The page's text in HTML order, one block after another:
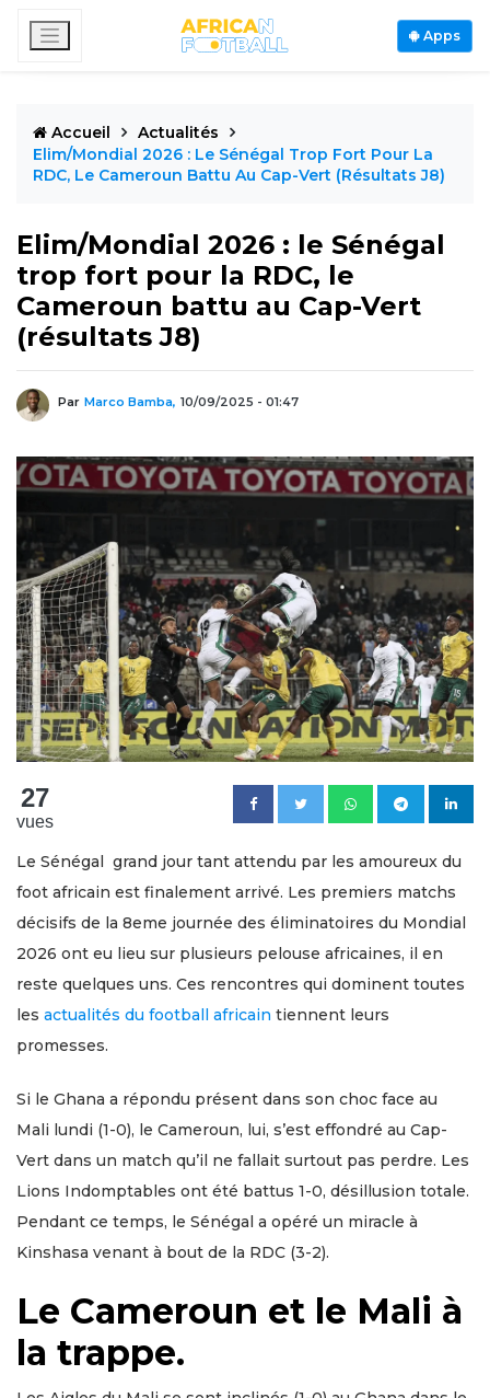
Apps
Accueil
Actualités
Elim/Mondial 2026 : Le Sénégal Trop Fort Pour La
RDC, Le Cameroun Battu Au Cap-Vert (résultats J8)
Elim/Mondial 2026 : le Sénégal
trop fort pour la RDC, le
Cameroun battu au Cap-Vert
(résultats J8)
Par Marco Bamba, 10/09/2025 - 01:47
27
vues
Le Sénégal grand jour tant attendu par les amoureux du
foot africain est finalement arrivé. Les premiers matchs
décisifs de la 8eme journée des éliminatoires du Mondial
2026 ont eu lieu sur plusieurs pelouse africaines, il en
reste quelques uns. Ces rencontres qui dominent toutes
les actualités du football africain tiennent leurs
promesses.
Si le Ghana a répondu présent dans son choc face au
Mali lundi (1-0), le Cameroun, lui, s’est effondré au Cap-
Vert dans un match qu’il ne fallait surtout pas perdre. Les
Lions Indomptables ont été battus 1-0, désillusion totale.
Pendant ce temps, le Sénégal a opéré un miracle à
Kinshasa venant à bout de la RDC (3-2).
Le Cameroun et le Mali à
la trappe.